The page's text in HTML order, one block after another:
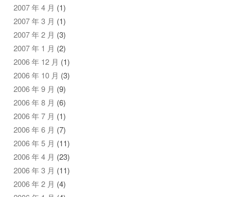
2007 年 4 月 (1)
2007 年 3 月 (1)
2007 年 2 月 (3)
2007 年 1 月 (2)
2006 年 12 月 (1)
2006 年 10 月 (3)
2006 年 9 月 (9)
2006 年 8 月 (6)
2006 年 7 月 (1)
2006 年 6 月 (7)
2006 年 5 月 (11)
2006 年 4 月 (23)
2006 年 3 月 (11)
2006 年 2 月 (4)